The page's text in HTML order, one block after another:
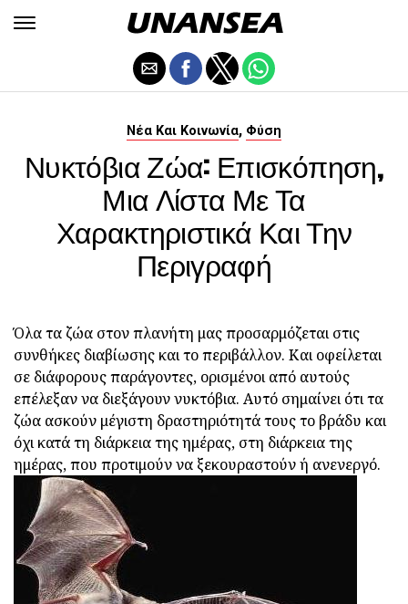
Νέα Και Κοινωνία, Φύση
Νυκτόβια Ζώα: Επισκόπηση,
Μια Λίστα Με Τα
Χαρακτηριστικά Και Την
Περιγραφή
Όλα τα ζώα στον πλανήτη μας προσαρμόζεται στις
συνθήκες διαβίωσης και το περιβάλλον. Και οφείλεται
σε διάφορους παράγοντες, ορισμένοι από αυτούς
επέλεξαν να διεξάγουν νυκτόβια. Αυτό σημαίνει ότι τα
ζώα ασκούν μέγιστη δραστηριότητά τους το βράδυ και
όχι κατά τη διάρκεια της ημέρας, στη διάρκεια της
ημέρας, που προτιμούν να ξεκουραστούν ή ανενεργό.